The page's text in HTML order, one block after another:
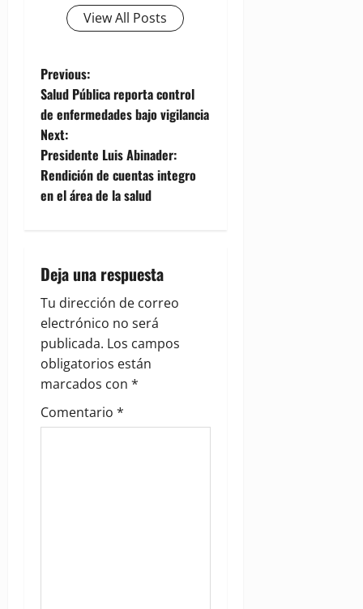
View All Posts
P
o
s
t
v
i
g
a
t
Previous:
Salud Pública reporta control
de enfermedades bajo vigilancia
Next:
Presidente Luis Abinader:
Rendición de cuentas integro
en el área de la salud
Deja una respuesta
Tu dirección de correo
electrónico no será
publicada. Los campos
obligatorios están
marcados con *
Comentario *